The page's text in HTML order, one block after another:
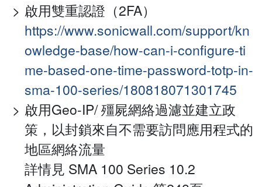
啟用雙重認證（2FA）
https://www.sonicwall.com/support/kn
owledge-base/how-can-i-configure-ti
me-based-one-time-password-totp-in-
sma-100-series/180818071301745
啟用Geo-IP/ 殭屍網絡過濾並建立政
策，以封鎖來自不需要訪問應用程式的
地區網絡流量
詳情見 SMA 100 Series 10.2